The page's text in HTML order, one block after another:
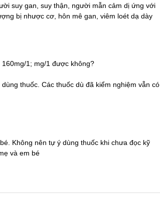
suy gan, suy thận, người mẫn cảm dị ứng với
bị nhược cơ, hôn mê gan, viêm loét dạ dày
1; mg/1 được không?
thuốc. Các thuốc dù đã kiểm nghiệm vẫn có
Không nên tự ý dùng thuốc khi chưa đọc kỹ
và em bé